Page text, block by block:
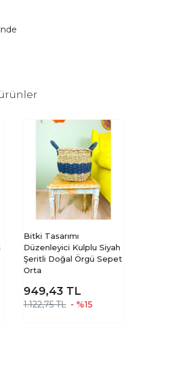
Bitki Tasarımı
Düzenleyici Kulplu Siyah
Şeritli Doğal Örgü Sepet
Orta
949,43 TL
1.122,75 TL - %15